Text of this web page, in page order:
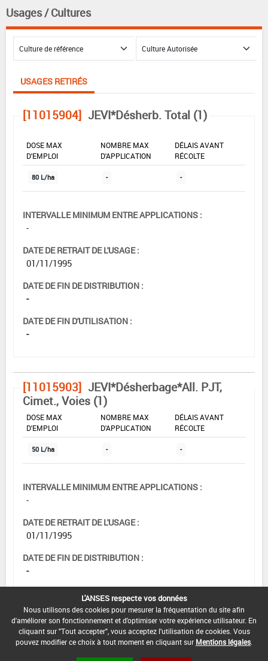
Usages / Cultures
USAGES RETIRÉS
[11015904] JEVI*Désherb. Total (1)
DOSE MAX
D'EMPLOI
NOMBRE MAX
D'APPLICATION
DÉLAIS AVANT
RÉCOLTE
80 L/ha - -
INTERVALLE MINIMUM ENTRE APPLICATIONS :
-
DATE DE RETRAIT DE L'USAGE :
01/11/1995
DATE DE FIN DE DISTRIBUTION :
-
DATE DE FIN D'UTILISATION :
-
[11015903] JEVI*Désherbage*All. PJT,
Cimet., Voies (1)
DOSE MAX
D'EMPLOI
NOMBRE MAX
D'APPLICATION
DÉLAIS AVANT
RÉCOLTE
50 L/ha - -
INTERVALLE MINIMUM ENTRE APPLICATIONS :
-
DATE DE RETRAIT DE L'USAGE :
01/11/1995
DATE DE FIN DE DISTRIBUTION :
-
DATE DE FIN D'UTILISATION :
-
L'ANSES respecte vos données
Nous utilisons des cookies pour mesurer la fréquentation du site afin
d'améliorer son fonctionnement et d'optimiser votre expérience utilisateur. En
cliquant sur "Tout accepter", vous acceptez l'utilisation de cookies. Vous
pouvez modifier ce choix à tout moment en cliquant sur Mentions légales